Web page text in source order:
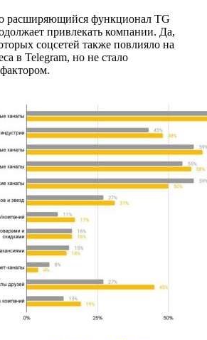
расширяющийся функционал TG
привлекать компании. Да,
соцсетей также повлияло на
в Telegram, но не стало